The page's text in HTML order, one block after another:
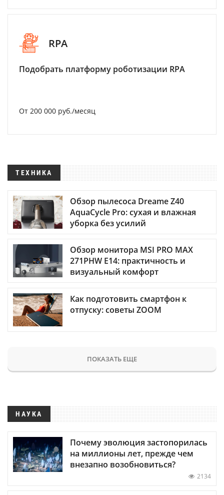
RPA
Подобрать платформу роботизации RPA
От 200 000 руб./месяц
ТЕХНИКА
Обзор пылесоса Dreame Z40
AquaCycle Pro: сухая и влажная
уборка без усилий
Обзор монитора MSI PRO MAX
271PHW E14: практичность и
визуальный комфорт
Как подготовить смартфон к
отпуску: советы ZOOM
ПОКАЗАТЬ ЕЩЕ
НАУКА
Почему эволюция застопорилась
на миллионы лет, прежде чем
внезапно возобновиться?
2134